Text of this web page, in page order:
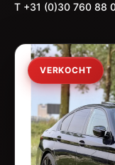
T +31 (0)30 760 88
VERKOCHT